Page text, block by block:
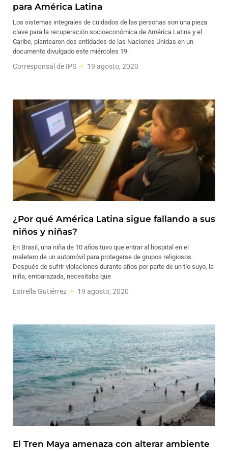
para América Latina
Los sistemas integrales de cuidados de las personas son una pieza
clave para la recuperación socioeconómica de América Latina y el
Caribe, plantearon dos entidades de las Naciones Unidas en un
documento divulgado este miércoles 19.
Corresponsal de IPS 19 agosto, 2020
¿Por qué América Latina sigue fallando a sus
niños y niñas?
En Brasil, una niña de 10 años tuvo que entrar al hospital en el
maletero de un automóvil para protegerse de grupos religiosos.
Después de sufrir violaciones durante años por parte de un tío suyo, la
niña, embarazada, necesitaba que
Estrella Gutiérrez 19 agosto, 2020
El Tren Maya amenaza con alterar ambiente